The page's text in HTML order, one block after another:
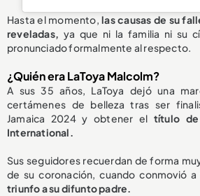
Hasta el momento,las causas de su
reveladas, ya que ni la familia ni su
pronunciado formalmente al respecto.
¿Quién era LaToya Malcolm?
A sus 35 años, LaToya dejó una
certámenes de belleza tras ser
Jamaica 2024 y obtener el título de
International.
Sus seguidores recuerdan de forma
de su coronación, cuando conmovió
triunfo a su difunto padre.